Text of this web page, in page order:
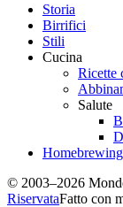
Storia
Birrifici
Stili
Cucina
Ricette
Salute
Homebrewing
© 2003–2026
RiservataFatto con